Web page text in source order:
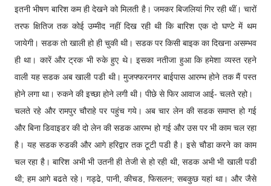
इतनी भीषण बारिश कम ही देखने को मिलती है। जमकर बिजलियां गिर रही थीं। चारों
तरफ क्षितिज तक कोई उम्मीद नहीं दिख रही थी कि बारिश एक दो घण्टे में थम
जायेगी। सडक तो खाली हो ही चुकी थी। सडक पर किसी बाइक का दिखना असम्भव
ही था। कारें और ट्रक भी रुके हुए थे। इसका नतीजा हुआ कि हमेशा व्यस्त रहने
वाली यह सडक अब खाली पडी थी। मुजफ्फरनगर बाईपास आरम्भ होने तक मैं पस्त
होने लगा था। रुकने की इच्छा होने लगी थी। पीछे से फिर आवाज आई- चलते रहो।
चलते रहे और रामपुर चौराहे पर पहुंच गये। अब चार लेन की सडक समाप्त हो गई
और बिना डिवाइडर की दो लेन की सडक आरम्भ हो गई और उस पर भी काम चल रहा
है। यह सडक रुडकी और आगे हरिद्वार तक टूटी पडी है। इसे चौडा करने का काम
चल रहा है। बारिश अभी भी उतनी ही तेजी से हो रही थी, सडक अभी भी खाली पडी
थी; हम आगे बढते रहे। गड्ढे, पानी, कीचड, फिसलन; सबकुछ यहां था। और जैसे